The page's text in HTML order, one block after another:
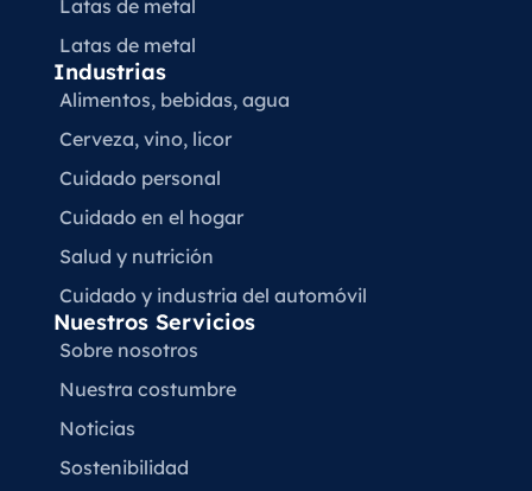
Latas de metal
Latas de metal
Industrias
Alimentos, bebidas, agua
Cerveza, vino, licor
Cuidado personal
Cuidado en el hogar
Salud y nutrición
Cuidado y industria del automóvil
Nuestros Servicios
Sobre nosotros
Nuestra costumbre
Noticias
Sostenibilidad